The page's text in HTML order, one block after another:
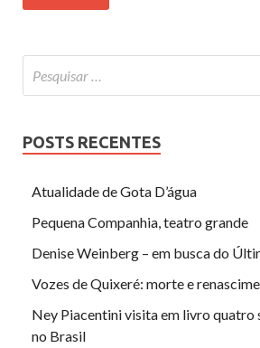
POSTS RECENTES
Atualidade de Gota D’água
Pequena Companhia, teatro grande
Denise Weinberg – em busca do
Vozes de Quixeré: morte e
Ney Piacentini visita em livro quatro
no Brasil